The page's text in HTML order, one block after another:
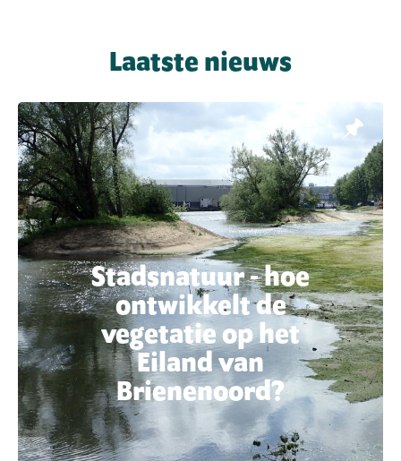
Laatste nieuws
Stadsnatuur - hoe
ontwikkelt de
vegetatie op het
Eiland van
Brienenoord?